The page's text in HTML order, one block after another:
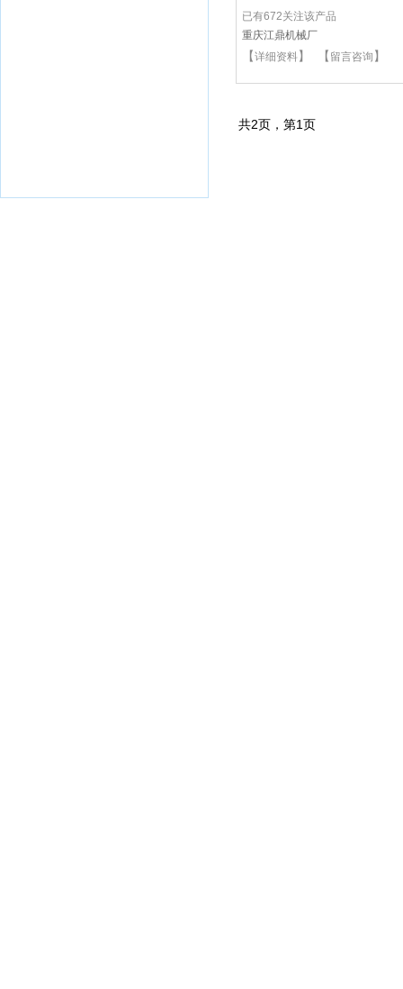
已有672关注该产品
重庆江鼎机械厂
【详细资料】 【 留言咨询 】
共2页，第1页